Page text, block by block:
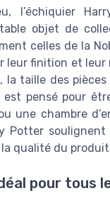
l’échiquier
objet de
celles de la
leur finition et leur
la taille des
est pensé pour
une chambre
Potter
qualité du
pour tous